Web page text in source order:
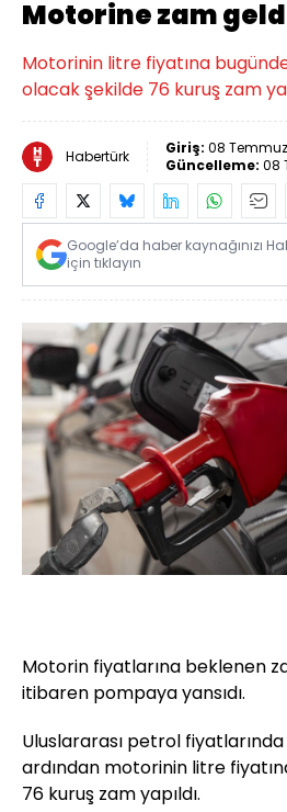
Motorine zam
Motorinin litre fiyatına
olacak şekilde 76 kuruş zam
Habertürk Giriş: 08
Güncelleme: 08
Google’da haber kaynağınızı
için tıklayın
Motorin fiyatlarına beklenen
itibaren pompaya yansıdı.
Uluslararası petrol
ardından motorinin litre
76 kuruş zam yapıldı.